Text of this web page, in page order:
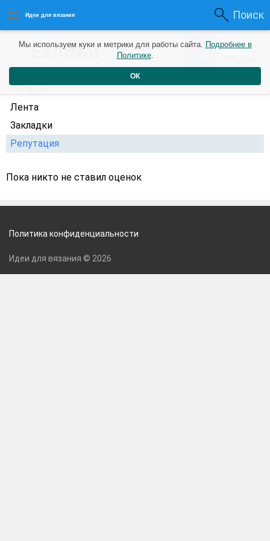
Идеи для вязания Поиск
EsmNat1 год назад 0 0
Профиль
Лента
Закладки
Репутация
Пока никто не ставил оценок
Мы используем куки и метрики для работы сайта. Подробнее в
Политике.
ОК
Политика конфиденциальности
Идеи для вязания © 2026